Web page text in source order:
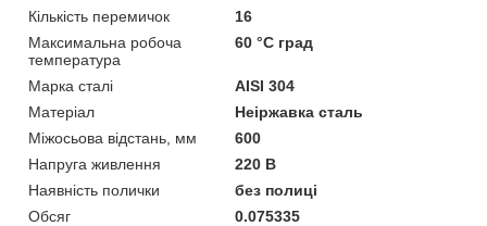
Кількість перемичок
16
Максимальна робоча
температура
60 °С град
Марка сталі
AISI 304
Матеріал
Неіржавка сталь
Міжосьова відстань, мм
600
Напруга живлення
220 В
Наявність полички
без полиці
Обсяг
0.075335